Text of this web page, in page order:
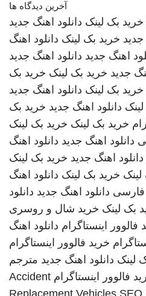
آخرین دیدگاه ها
خرید بک لینک دانلود اهنگ جدید
جدید خرید بک لینک دانلود اهنگ
اهنگ جدید دانلود اهنگ جدید
جدید خرید بک لینک خرید بک
خرید بک لینک دانلود اهنگ جدید
دانلود اهنگ جدید خرید بک
خرید بک لینک خرید بک لینک
دانلود اهنگ جدید دانلود اهنگ
دانلود اهنگ جدید خرید بک لینک
خرید بک لینک دانلود اهنگ
فارسی دانلود اهنگ جدید دانلود
بک لینک خرید شال و روسری
فالوور اینستاگرام دانلود اهنگ
خرید فالوور اینستاگرام
لینک دانلود اهنگ جدید مترجم
فالوور اینستاگرام Accident
Replacement Vehicles SEO